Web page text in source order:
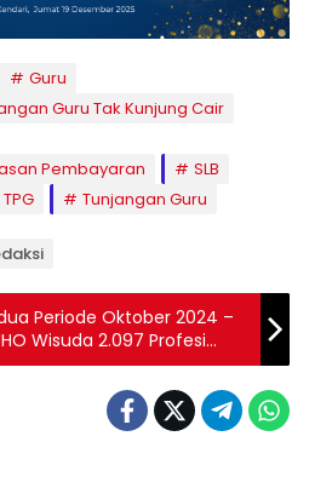
Guru
Guru Tak Kunjung Cair
Pembayaran
SLB
TPG Tunjangan Guru
Periode Oktober 2024 –
Wisuda 2.097 Profesi